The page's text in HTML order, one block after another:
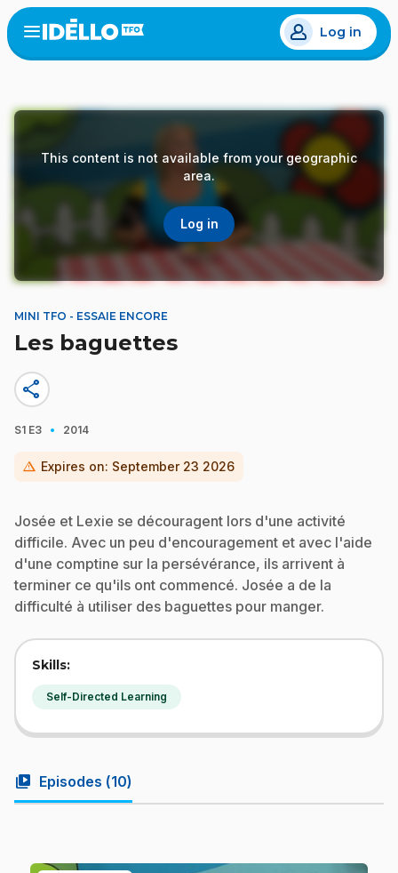
Skip
to
main
Open
menu
Log in
This content is not available from your geographic
area.
Log in
MINI TFO - ESSAIE ENCORE
Les baguettes
share
S1 E3 · 2014
warning Expires on: September 23 2026
Josée et Lexie se découragent lors d'une activité
difficile. Avec un peu d'encouragement et avec l'aide
d'une comptine sur la persévérance, ils arrivent à
terminer ce qu'ils ont commencé. Josée a de la
difficulté à utiliser des baguettes pour manger.
Skills:
Self-Directed Learning
video_library Episodes (10)